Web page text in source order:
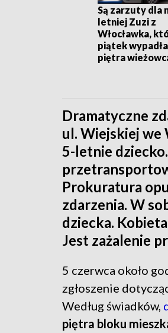
Są zarzuty dla
letniej Zuzi z
Włocławka,
piątek
piętra
Dramatyczne
ul. Wiejskiej we
5-letnie
Prokuratura
zdarzenia. W
dziecka.
Jest zażalenie
5 czerwca około
zgłoszenie
Według świadków,
piętra bloku